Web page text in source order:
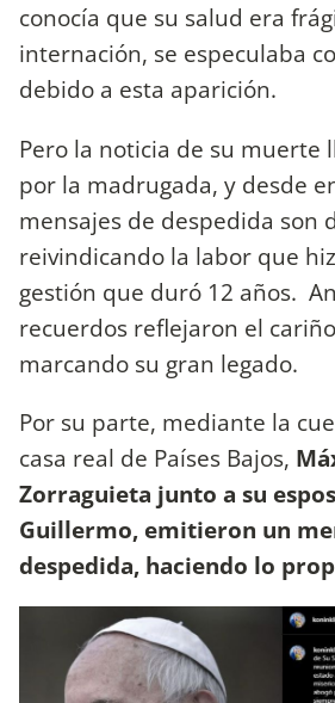
conocía que su salud era
internación, se especulaba
debido a esta aparición.
Pero la noticia de su muerte
por la madrugada, y desde
mensajes de despedida son
reivindicando la labor que
gestión que duró 12 años.
recuerdos reflejaron el
marcando su gran legado.
Por su parte, mediante la
casa real de Países Bajos,
Zorraguieta junto a su
Guillermo, emitieron un
despedida, haciendo lo